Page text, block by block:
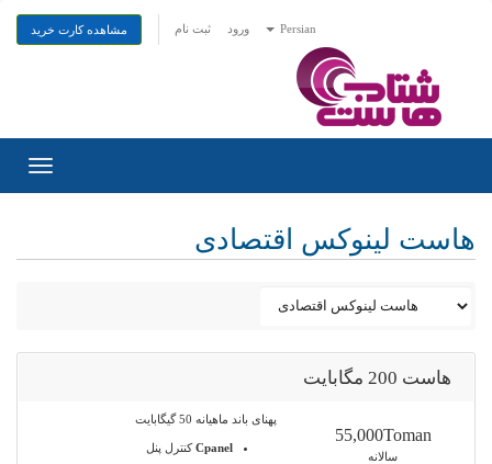
Persian ورود ثبت نام مشاهده کارت خرید
هاست لینوکس اقتصادی
هاست 200 مگابایت
پهنای باند ماهیانه 50 گیگابایت
Cpanelکنترل پنل
55,000Toman
سالانه